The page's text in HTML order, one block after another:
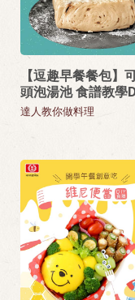
【逗趣早餐餐包】
頭泡湯池 食譜教學
達人教你做料理